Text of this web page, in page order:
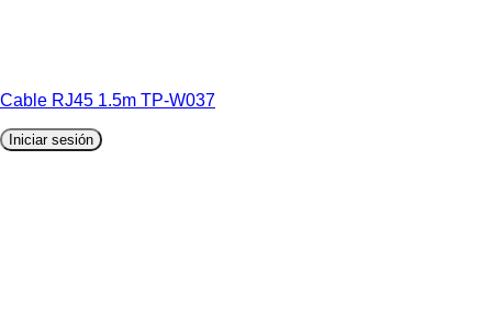
Cable RJ45 1.5m TP-W037
Iniciar sesión